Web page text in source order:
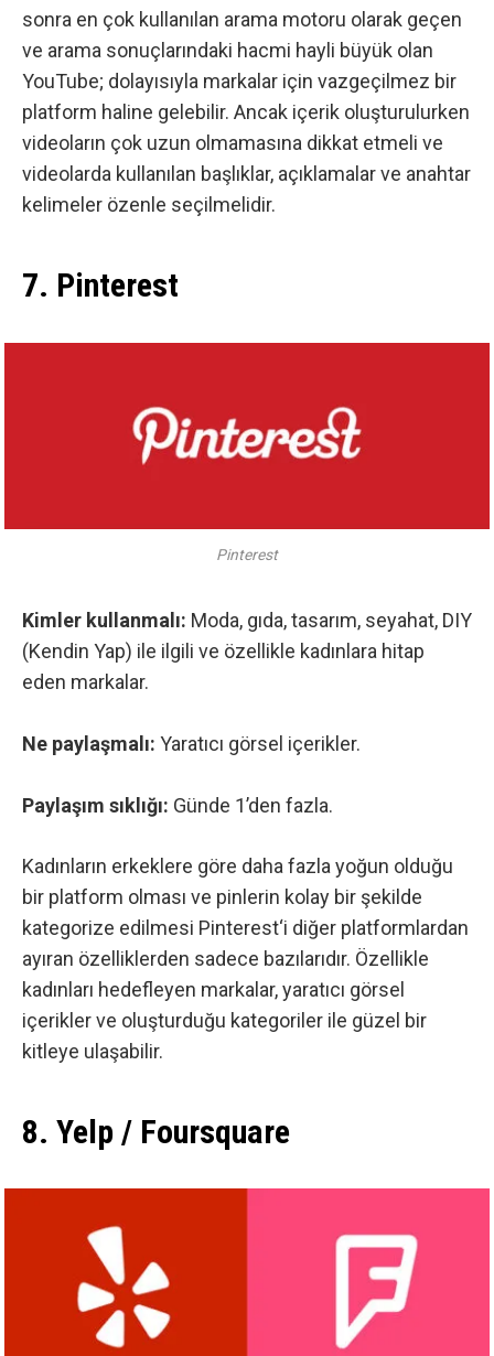
sonra en çok kullanılan arama motoru olarak geçen
ve arama sonuçlarındaki hacmi hayli büyük olan
YouTube; dolayısıyla markalar için vazgeçilmez bir
platform haline gelebilir. Ancak içerik oluşturulurken
videoların çok uzun olmamasına dikkat etmeli ve
videolarda kullanılan başlıklar, açıklamalar ve anahtar
kelimeler özenle seçilmelidir.
7. Pinterest
Pinterest
Kimler kullanmalı: Moda, gıda, tasarım, seyahat, DIY
(Kendin Yap) ile ilgili ve özellikle kadınlara hitap
eden markalar.
Ne paylaşmalı: Yaratıcı görsel içerikler.
Paylaşım sıklığı: Günde 1’den fazla.
Kadınların erkeklere göre daha fazla yoğun olduğu
bir platform olması ve pinlerin kolay bir şekilde
kategorize edilmesi Pinterest‘i diğer platformlardan
ayıran özelliklerden sadece bazılarıdır. Özellikle
kadınları hedefleyen markalar, yaratıcı görsel
içerikler ve oluşturduğu kategoriler ile güzel bir
kitleye ulaşabilir.
8. Yelp / Foursquare